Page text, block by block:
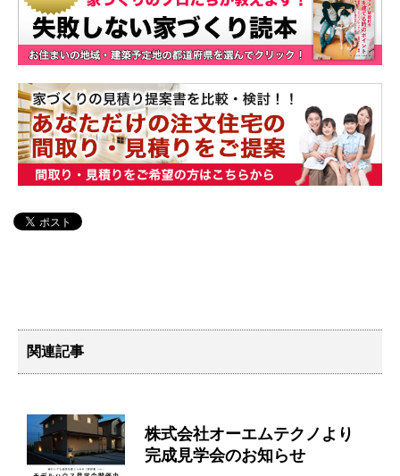
関連記事
株式会社オーエムテクノより
完成見学会のお知らせ